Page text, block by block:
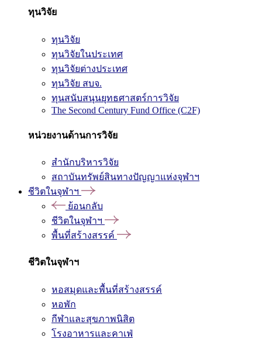
ทุนวิจัย
ทุนวิจัย
ทุนวิจัยในประเทศ
ทุนวิจัยต่างประเทศ
ทุนวิจัย สบจ.
ทุนสนับสนุนยุทธศาสตร์การวิจัย
The Second Century Fund Office (C2F)
หน่วยงานด้านการวิจัย
สำนักบริหารวิจัย
สถาบันทรัพย์สินทางปัญญาแห่งจุฬาฯ
ชีวิตในจุฬาฯ
ย้อนกลับ
ชีวิตในจุฬาฯ
พื้นที่สร้างสรรค์
ชีวิตในจุฬาฯ
หอสมุดและพื้นที่สร้างสรรค์
หอพัก
กีฬาและสุขภาพนิสิต
โรงอาหารและคาเฟ่